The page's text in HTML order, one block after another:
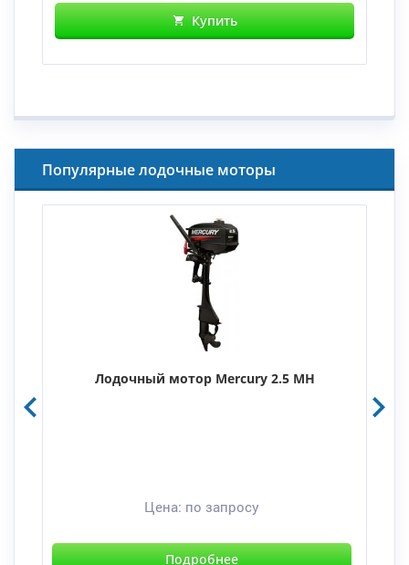
Купить
Популярные лодочные моторы
Лодочный мотор Mercury 2.5 MH
Цена: по запросу
Подробнее